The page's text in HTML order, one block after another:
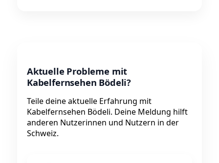
Aktuelle Probleme mit
Kabelfernsehen Bödeli?
Teile deine aktuelle Erfahrung mit
Kabelfernsehen Bödeli. Deine Meldung hilft
anderen Nutzerinnen und Nutzern in der
Schweiz.